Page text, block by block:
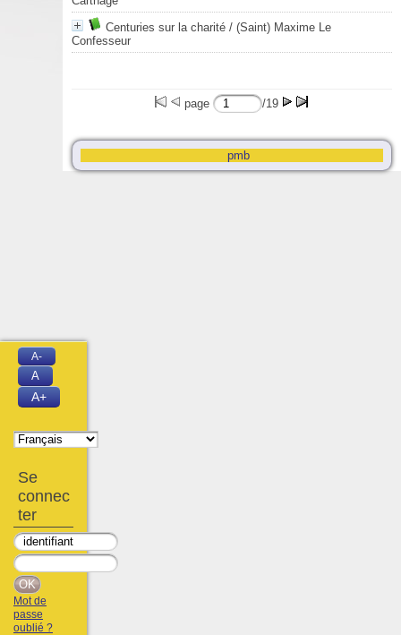
Centuries sur la charité/ (Saint) Maxime Le
Confesseur
page /19
pmb
A-
A
A+
Se
connec
ter
Mot de
passe
oublié ?